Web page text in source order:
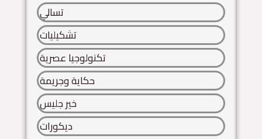
تسالي
تشكيليات
تكنولوجيا عصرية
حكاية وجريمة
خير جليس
ديكورات